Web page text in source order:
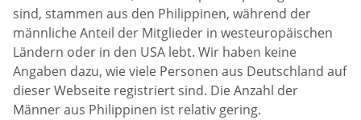
sind, stammen aus den Philippinen, während der
männliche Anteil der Mitglieder in westeuropäischen
Ländern oder in den USA lebt. Wir haben keine
Angaben dazu, wie viele Personen aus Deutschland auf
dieser Webseite registriert sind. Die Anzahl der
Männer aus Philippinen ist relativ gering.